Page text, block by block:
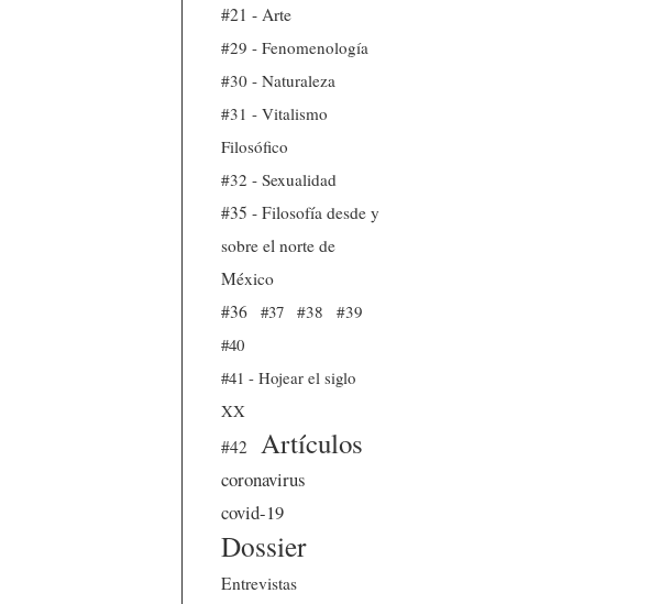
#21 - Arte
#29 - Fenomenología
#30 - Naturaleza
#31 - Vitalismo
Filosófico
#32 - Sexualidad
#35 - Filosofía desde y
sobre el norte de
México
#36
#37 #38
#39
#40
#41 - Hojear el siglo
XX
#42
Artículos
coronavirus
covid-19
Dossier
Entrevistas